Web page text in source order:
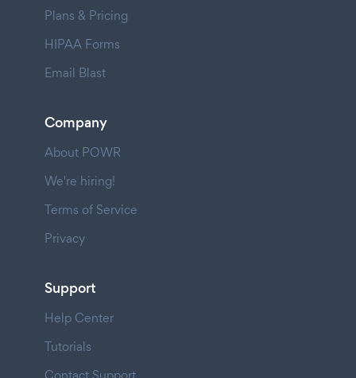
Plans & Pricing
HIPAA Forms
Email Blast
Company
About POWR
We're hiring!
Terms of Service
Privacy
Support
Help Center
Tutorials